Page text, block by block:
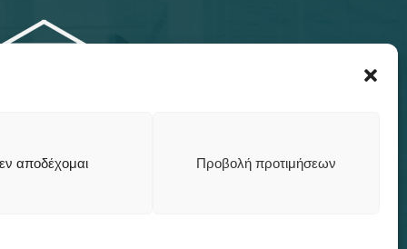
αποδέχομαι Προβολή προτιμήσεων